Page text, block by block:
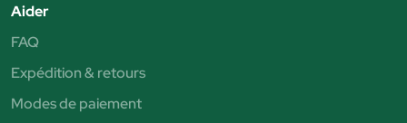
Aider
FAQ
Expédition & retours
Modes de paiement